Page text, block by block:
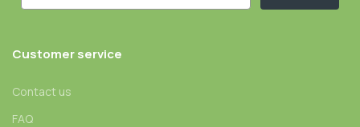
Customer service
Contact us
FAQ